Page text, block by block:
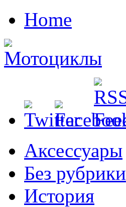
Home
Аксессуары
Без рубрики
История